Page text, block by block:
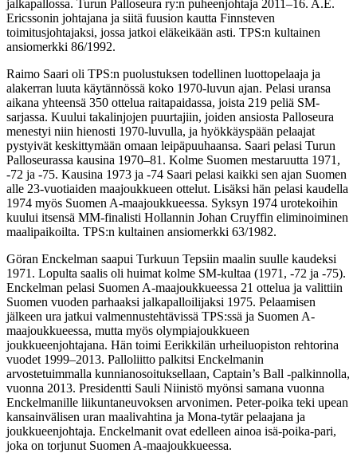
jalkapallossa. Turun Palloseura ry:n puheenjohtaja 2011–16. A.E.
Ericssonin johtajana ja siitä fuusion kautta Finnsteven
toimitusjohtajaksi, jossa jatkoi eläkeikään asti. TPS:n kultainen
ansiomerkki 86/1992.
Raimo Saari oli TPS:n puolustuksen todellinen luottopelaaja ja
alakerran luuta käytännössä koko 1970-luvun ajan. Pelasi uransa
aikana yhteensä 350 ottelua raitapaidassa, joista 219 peliä SM-
sarjassa. Kuului takalinjojen puurtajiin, joiden ansiosta Palloseura
menestyi niin hienosti 1970-luvulla, ja hyökkäyspään pelaajat
pystyivät keskittymään omaan leipäpuuhaansa. Saari pelasi Turun
Palloseurassa kausina 1970–81. Kolme Suomen mestaruutta 1971,
-72 ja -75. Kausina 1973 ja -74 Saari pelasi kaikki sen ajan Suomen
alle 23-vuotiaiden maajoukkueen ottelut. Lisäksi hän pelasi kaudella
1974 myös Suomen A-maajoukkueessa. Syksyn 1974 urotekoihin
kuului itsensä MM-finalisti Hollannin Johan Cruyffin eliminoiminen
maalipaikoilta. TPS:n kultainen ansiomerkki 63/1982.
Göran Enckelman saapui Turkuun Tepsiin maalin suulle kaudeksi
1971. Lopulta saalis oli huimat kolme SM-kultaa (1971, -72 ja -75).
Enckelman pelasi Suomen A-maajoukkueessa 21 ottelua ja valittiin
Suomen vuoden parhaaksi jalkapalloilijaksi 1975. Pelaamisen
jälkeen ura jatkui valmennustehtävissä TPS:ssä ja Suomen A-
maajoukkueessa, mutta myös olympiajoukkueen
joukkueenjohtajana. Hän toimi Eerikkilän urheiluopiston rehtorina
vuodet 1999–2013. Palloliitto palkitsi Enckelmanin
arvostetuimmalla kunnianosoituksellaan, Captain’s Ball -palkinnolla,
vuonna 2013. Presidentti Sauli Niinistö myönsi samana vuonna
Enckelmanille liikuntaneuvoksen arvonimen. Peter-poika teki upean
kansainvälisen uran maalivahtina ja Mona-tytär pelaajana ja
joukkueenjohtaja. Enckelmanit ovat edelleen ainoa isä-poika-pari,
joka on torjunut Suomen A-maajoukkueessa.